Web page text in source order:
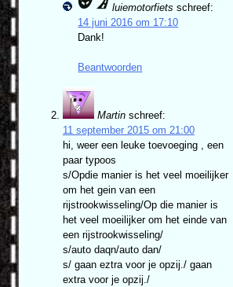
luiemotorfiets schreef:
14 juni 2016 om 17:10
Dank!
Beantwoorden
Martin schreef:
11 september 2015 om 21:00
hi, weer een leuke toevoeging , een
paar typoos
s/Opdie manier is het veel moeilijker
om het gein van een
rijstrookwisseling/Op die manier is
het veel moeilijker om het einde van
een rijstrookwisseling/
s/auto daqn/auto dan/
s/ gaan eztra voor je opzij./ gaan
extra voor je opzij./